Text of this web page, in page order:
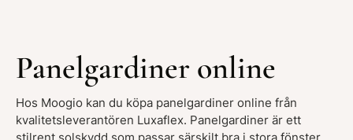
Panelgardiner online
Hos Moogio kan du köpa panelgardiner online från
kvalitetsleverantören Luxaflex. Panelgardiner är ett